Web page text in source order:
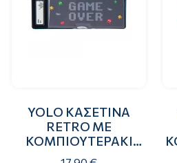
YOLO ΚΑΣΕΤΙΝΑ
RETRO ΜΕ
ΚΟΜΠΙΟΥΤΕΡΑΚΙ
GAME OVER